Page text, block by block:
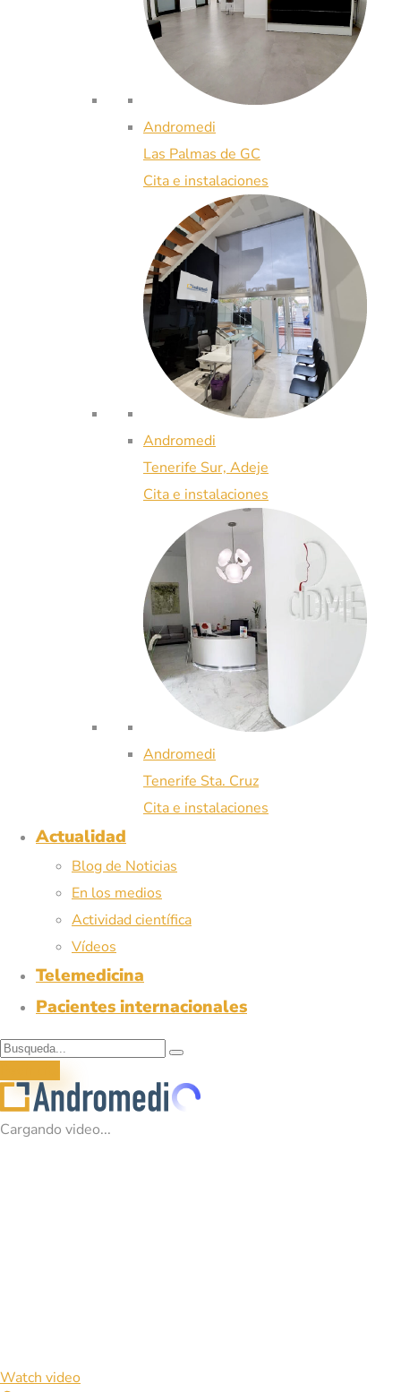
Andromedi
Las Palmas de GC
Cita e instalaciones
Andromedi
Tenerife Sur, Adeje
Cita e instalaciones
Andromedi
Tenerife Sta. Cruz
Cita e instalaciones
Actualidad
Blog de Noticias
En los medios
Actividad científica
Vídeos
Telemedicina
Pacientes internacionales
Cargando video...
Watch video